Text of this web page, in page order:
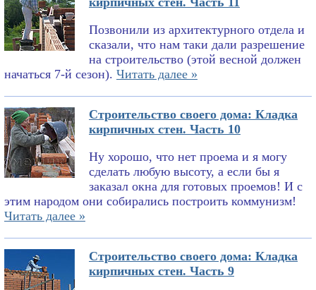
Позвонили из архитектурного отдела и
сказали, что нам таки дали разрешение
на строительство (этой весной должен
начаться 7-й сезон). Читать далее »
Строительство своего дома: Кладка
кирпичных стен. Часть 10
Ну хорошо, что нет проема и я могу
сделать любую высоту, а если бы я
заказал окна для готовых проемов! И с
этим народом они собирались построить коммунизм!
Читать далее »
Строительство своего дома: Кладка
кирпичных стен. Часть 9